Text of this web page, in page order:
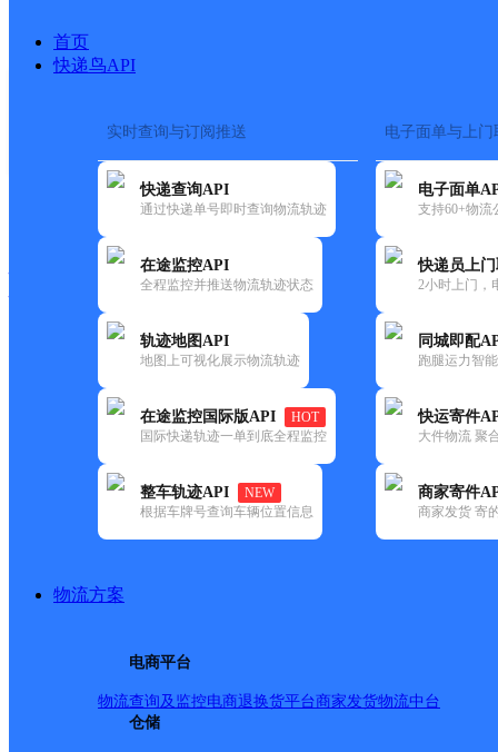
首页
快递鸟API
实时查询与订阅推送
快递查询API
通过快递单号即时查询物流轨迹
在途监控API
全程监控并推送物流轨迹状态
轨迹地图API
地图上可视化展示物流轨迹
在途监控国际版API
HOT
国际快递轨迹一单到底全程监控
整车轨迹API
NEW
根据车牌号查询车辆位置信息
电子面单与上门
电子面单
支持60+物流
快递员上
2小时上门，
同城即配
跑腿运力智
快运寄件
大件物流 聚
商家寄件
商家发货 寄
物流方案
电商平台
物流查询及监控电商退换货平台商家发货物流中台
仓储
快运大全 快递时效
韵达
福建泉州公司亚泰KH分部
更新时间：2022-07-14 00:00:00
所属快递：韵达速递
所属区域：福建省-泉州市-鲤城区
网点地址：福建省泉州市鲤城区清濛经济开发区明泰路5号
网点负责人：